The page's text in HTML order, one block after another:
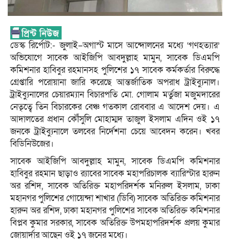
ডেস্ক রির্পোট:- জুলাই–অগাস্ট মাসে আন্দোলনের মধ্যে ‘গণহত্যার’
অভিযোগে সাবেক আইজিপি আবদুল্লাহ মামুন, সাবেক ডিএমপি
কমিশনার হাবিবুর রহমানসহ পুলিশের ১৭ সাবেক কর্মকর্তার বিরুদ্ধে
গ্রেপ্তারি পরোয়ানা জারি করেছে আন্তর্জাতিক অপরাধ ট্রাইব্যুনাল।
ট্রাইব্যুনালের চেয়ারম্যান বিচারপতি মো. গোলাম মর্তুজা মজুমদারের
নেতৃত্বে তিন বিচারকের বেঞ্চ গতকাল রোববার এ আদেশ দেয়। এ
আদালতের প্রধান কৌঁসুলি মোহাম্মদ তাজুল ইসলাম এদিন ওই ১৭
জনকে ট্রাইব্যুনালে তলবের নির্দেশনা চেয়ে আবেদন করেন। খবর
বিডিনিউজের।
সাবেক আইজিপি আবদুল্লাহ মামুন, সাবেক ডিএমপি কমিশনার
হাবিবুর রহমান ছাড়াও র‌্যাবের সাবেক মহাপরিচালক ব্যারিস্টার হারুন
অর রশিদ, সাবেক অতিরিক্ত মহাপরিদর্শক মনিরুল ইসলাম, ঢাকা
মহানগর পুলিশের গোয়েন্দা শাখার (ডিবি) সাবেক অতিরিক্ত কমিশনার
হারুন অর রশিদ, ঢাকা মহানগর পুলিশের সাবেক অতিরিক্ত কমিশনার
বিপ্লব কুমার সরকার, সাবেক অতিরিক্ত উপমহাপরিদর্শক প্রলয় কুমার
জোয়ার্দার আছেন ওই ১৭ জনের মধ্যে।